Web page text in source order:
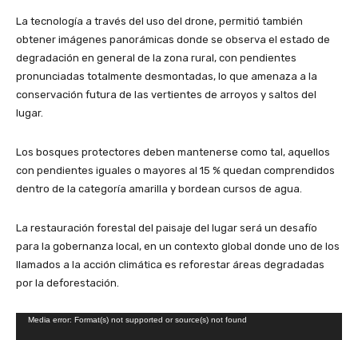
La tecnología a través del uso del drone, permitió también
obtener imágenes panorámicas donde se observa el estado de
degradación en general de la zona rural, con pendientes
pronunciadas totalmente desmontadas, lo que amenaza a la
conservación futura de las vertientes de arroyos y saltos del
lugar.
Los bosques protectores deben mantenerse como tal, aquellos
con pendientes iguales o mayores al 15 % quedan comprendidos
dentro de la categoría amarilla y bordean cursos de agua.
La restauración forestal del paisaje del lugar será un desafío
para la gobernanza local, en un contexto global donde uno de los
llamados a la acción climática es reforestar áreas degradadas
por la deforestación.
Media error: Format(s) not supported or source(s) not found